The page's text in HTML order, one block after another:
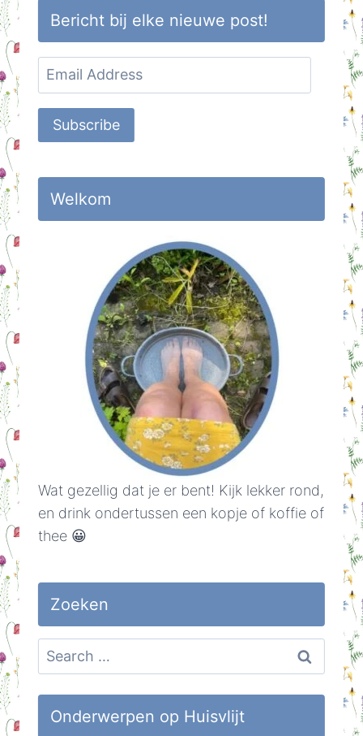
Bericht bij elke nieuwe post!
Email
Address
Subscribe
Welkom
Wat gezellig dat je er bent! Kijk lekker rond,
en drink ondertussen een kopje of koffie of
thee 😀
Zoeken
Search
for:
Onderwerpen op Huisvlijt